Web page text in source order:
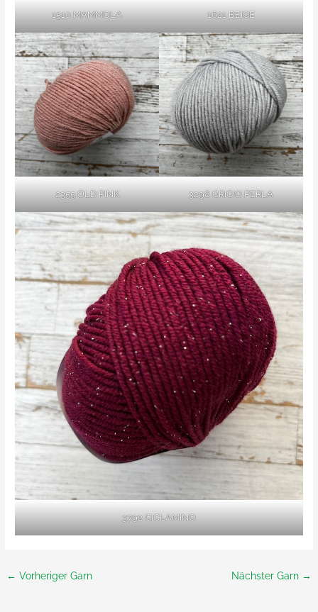
1510 MAMMOLA 1621 BEIGE
2355 OLD PINK 3298 GRIGIO PERLA
3792 CICLAMINO
← Vorheriger Garn Nächster Garn →